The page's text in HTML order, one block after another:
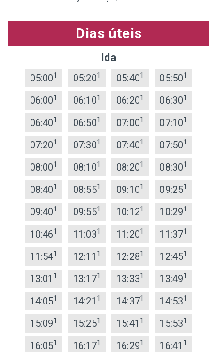
Dias úteis
Ida
05:001 05:201 05:401 05:501
06:001 06:101 06:201 06:301
06:401 06:501 07:001 07:101
07:201 07:301 07:401 07:501
08:001 08:101 08:201 08:301
08:401 08:551 09:101 09:251
09:401 09:551 10:121 10:291
10:461 11:031 11:201 11:371
11:541 12:11 1 12:281 12:451
13:01 1 13:171 13:331 13:491
14:051 14:21 1 14:371 14:531
15:091 15:251 15:41 1 15:531
16:051 16:171 16:291 16:41 1